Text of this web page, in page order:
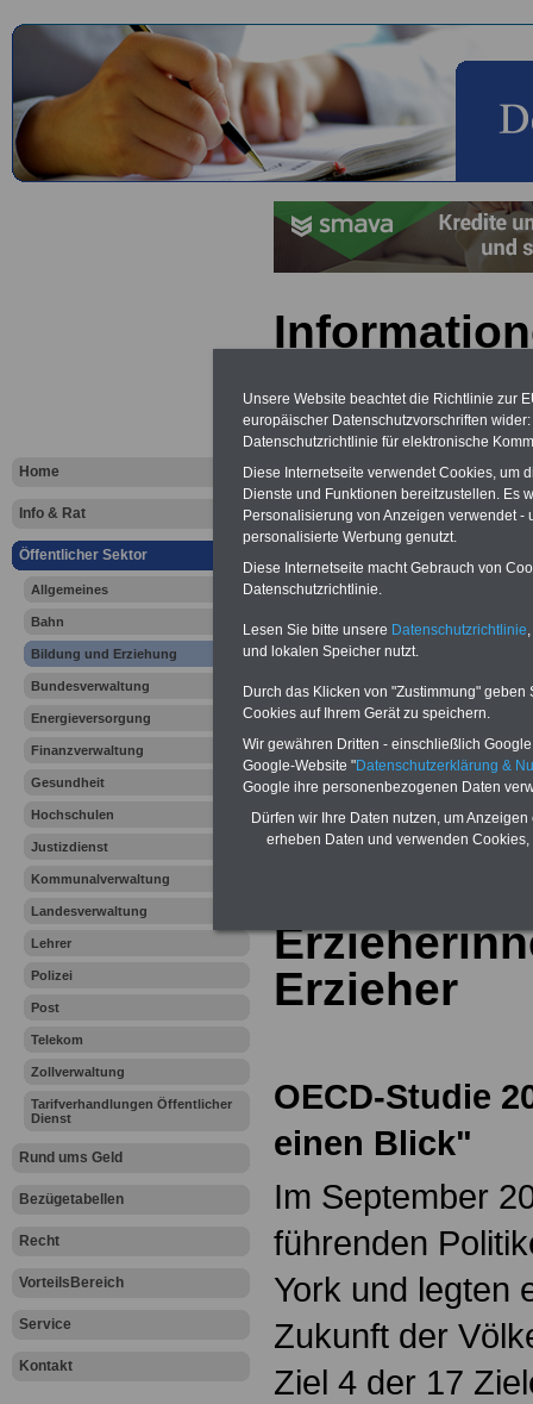
Home
Info & Rat
Öffentlicher Sektor
Allgemeines
Bahn
Bildung und Erziehung
Bundesverwaltung
Energieversorgung
Finanzverwaltung
Gesundheit
Hochschulen
Justizdienst
Kommunalverwaltung
Landesverwaltung
Lehrer
Polizei
Post
Telekom
Zollverwaltung
Tarifverhandlungen Öffentlicher
Dienst
Rund ums Geld
Bezügetabellen
Recht
VorteilsBereich
Service
Kontakt
Erzieher
Vorteile für den
öffentlichen Dienst
Vergleichen und sparen:
-Krankenzusatzversicherung-
Online-Vergleich Gesetzliche
Zahnzusatzversicherung-
Ihr
den Fall der
Leben
Erzieher
OECD-Studie
einen Blick"
Im September
führenden
York und legten
Zukunft der
Ziel 4 der 17
Unsere Website beachtet die Richtlinie zur
europäischer Datenschutzvorschriften
Datenschutzrichtlinie für elektronische
Diese Internetseite verwendet Cookies, um
Dienste und Funktionen bereitzustellen. Es
Personalisierung von Anzeigen verwendet
personalisierte Werbung genutzt.
Diese Internetseite macht Gebrauch von
Datenschutzrichtlinie.
Lesen Sie bitte unsere Datenschutzrichtlinie
und lokalen Speicher nutzt.
Durch das Klicken von "Zustimmung"
Cookies auf Ihrem Gerät zu speichern.
Wir gewähren Dritten - einschließlich
Google-Website "Datenschutzerklärung &
Google ihre personenbezogenen Daten
Dürfen wir Ihre Daten nutzen, um
erheben Daten und verwenden